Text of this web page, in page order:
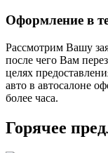
Оформление в
Рассмотрим Вашу
после чего Вам
целях
авто в автосалоне
более часа.
Горячее